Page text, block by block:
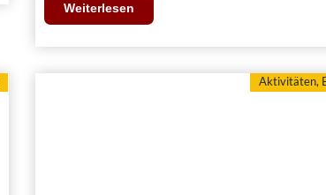
Weiterlesen
Aktivitäten,